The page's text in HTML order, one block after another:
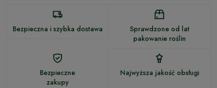
Bezpieczna i szybka dostawa
Sprawdzone od lat
pakowanie roślin
Bezpieczne
zakupy
Najwyższa jakość obsługi